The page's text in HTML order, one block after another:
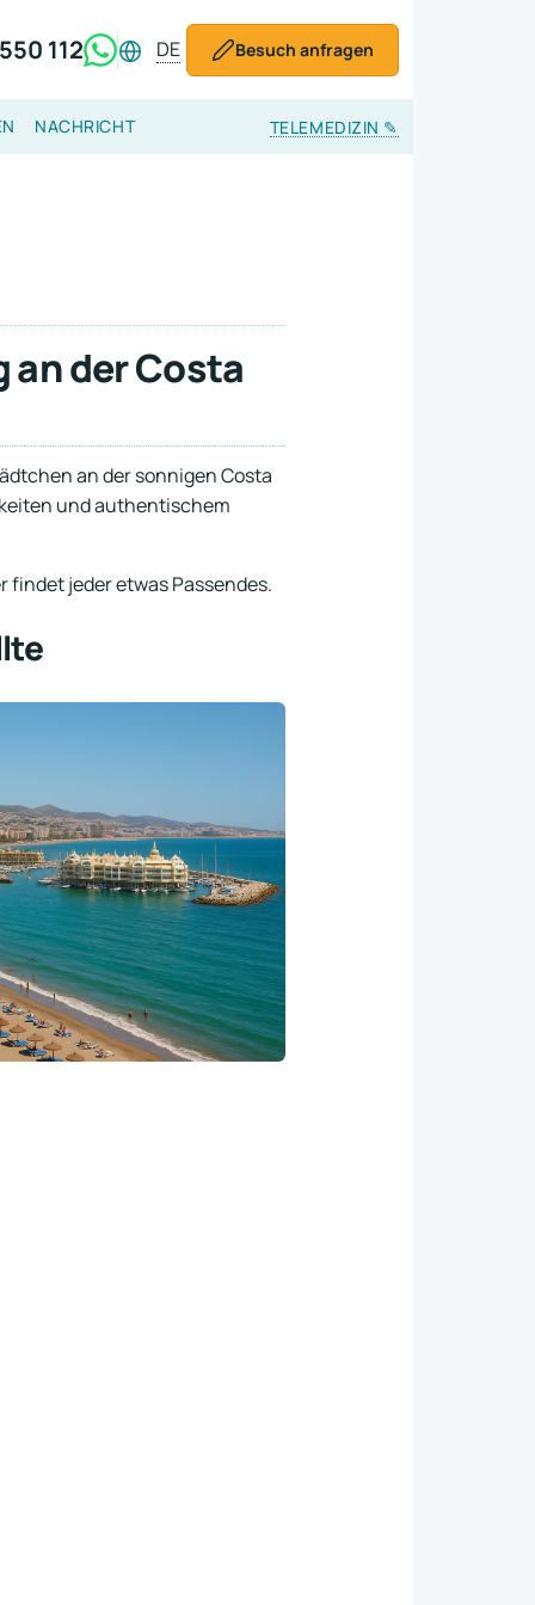
112 DE Besuch anfragen
NACHRICHT TELEMEDIZIN ✎
an der Costa
an der sonnigen Costa
und authentischem
jeder etwas Passendes.